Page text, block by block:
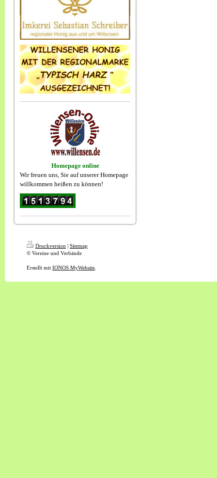
Homepage online
Wir freuen uns, Sie auf unserer Homepage
willkommen heißen zu können!
Druckversion | Sitemap
© Vereine und Verbände
Erstellt mit IONOS MyWebsite